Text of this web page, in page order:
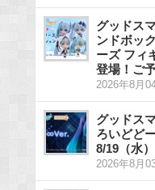
グッドス
ンドボッ
ーズ フィ
登場！ご
2026年8月
グッドス
ろいどど
8/19（水
2026年8月